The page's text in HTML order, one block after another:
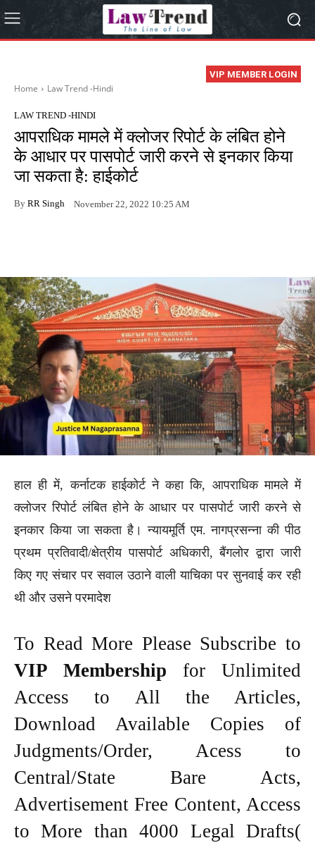
VIP MEMBER LOGIN
Home Law Trend -Hindi
LAW TREND -HINDI
आपराधिक मामले में क्लोजर रिपोर्ट के लंबित होने
के आधार पर पासपोर्ट जारी करने से इनकार किया
जा सकता है: हाईकोर्ट
By RR Singh November 22, 2022 10:25 AM
हाल ही में, कर्नाटक हाईकोर्ट ने कहा कि, आपराधिक मामले में
क्लोजर रिपोर्ट लंबित होने के आधार पर पासपोर्ट जारी करने से
इनकार किया जा सकता है। न्यायमूर्ति एम. नागप्रसन्ना की पीठ
प्रथम प्रतिवादी/क्षेत्रीय पासपोर्ट अधिकारी, बैंगलोर द्वारा जारी
किए गए संचार पर सवाल उठाने वाली याचिका पर सुनवाई कर रही
थी और उसने परमादेश
To Read More Please Subscribe to
VIP Membership for Unlimited
Access to All the Articles,
Download Available Copies of
Judgments/Order, Acess to
Central/State Bare Acts,
Advertisement Free Content, Access
to More than 4000 Legal Drafts(